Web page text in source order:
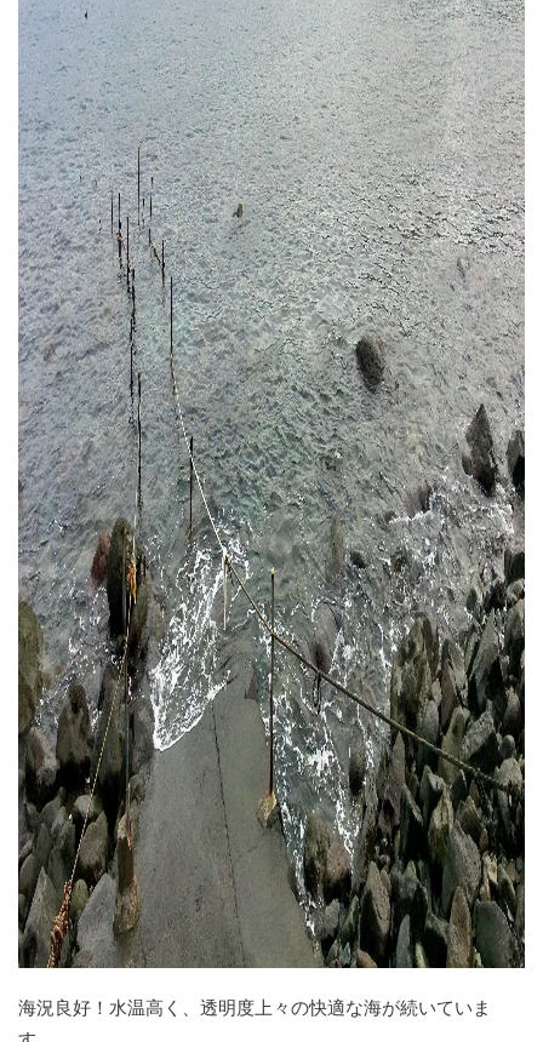
海況良好！水温高く、透明度上々の快適な海が続いていま